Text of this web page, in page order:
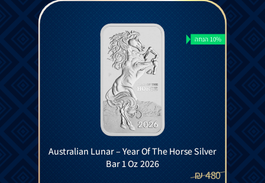
10% הנחה
Australian Lunar – Year Of The Horse Silver
Bar 1 Oz 2026
480
₪